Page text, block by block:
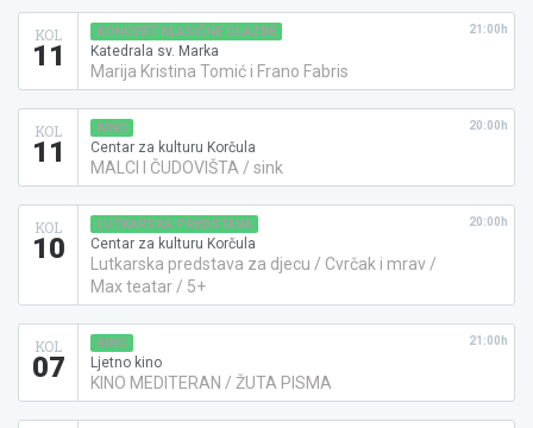
KOL
11
KONCERT KLASIČNE GLAZBE
Katedrala sv. Marka
Marija Kristina Tomić i Frano Fabris
21:00h
KOL
11
KINO
Centar za kulturu Korčula
MALCI I ČUDOVIŠTA / sink
20:00h
KOL
10
LUTKARSKA PREDSTAVA
Centar za kulturu Korčula
Lutkarska predstava za djecu / Cvrčak i mrav /
Max teatar / 5+
20:00h
KOL
07
KINO
Ljetno kino
KINO MEDITERAN / ŽUTA PISMA
21:00h